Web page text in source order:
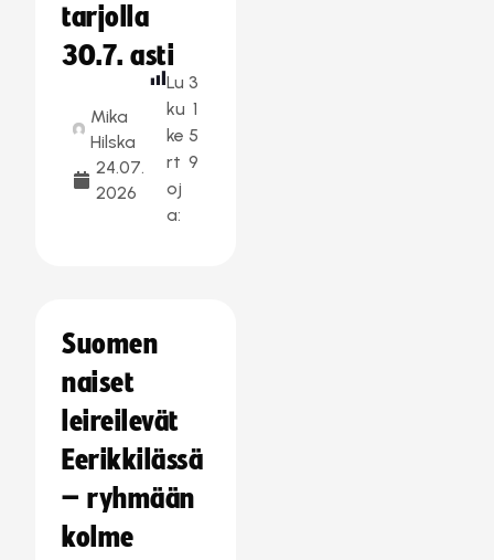
tarjolla
30.7. asti
Mika
Hilska
24.07.
2026
Lu
ku
ke
rt
oj
a:
3
1
5
9
Suomen
naiset
leireilevät
Eerikkilässä
– ryhmään
kolme